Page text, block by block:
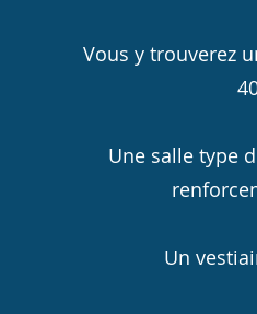
Vous y trouverez
Une salle type
Un